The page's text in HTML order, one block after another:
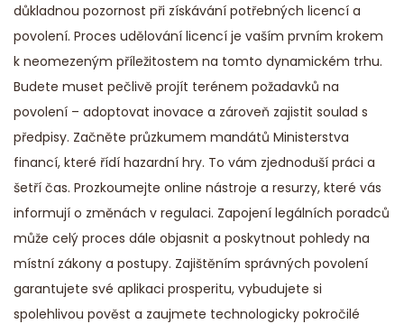
důkladnou pozornost při získávání potřebných licencí a
povolení. Proces udělování licencí je vaším prvním krokem
k neomezeným příležitostem na tomto dynamickém trhu.
Budete muset pečlivě projít terénem požadavků na
povolení – adoptovat inovace a zároveň zajistit soulad s
předpisy. Začněte průzkumem mandátů Ministerstva
financí, které řídí hazardní hry. To vám zjednoduší práci a
šetří čas. Prozkoumejte online nástroje a resurzy, které vás
informují o změnách v regulaci. Zapojení legálních poradců
může celý proces dále objasnit a poskytnout pohledy na
místní zákony a postupy. Zajištěním správných povolení
garantujete své aplikaci prosperitu, vybudujete si
spolehlivou pověst a zaujmete technologicky pokročilé